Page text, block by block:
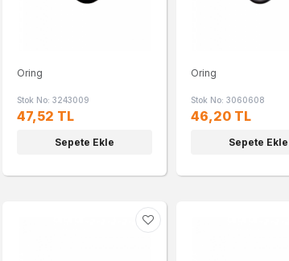
Oring
Stok No: 3243009
47,52 TL
Sepete Ekle
Oring
Stok No: 3060608
46,20 TL
Sepete Ekle